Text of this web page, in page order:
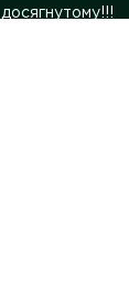
досягнутому!!!